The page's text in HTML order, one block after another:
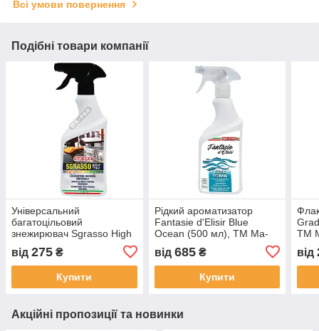
Всі умови повернення
Подібні товари компанії
Універсальний
багатоцільовий
знежирювач Sgrasso High
Tech (500 мл), ТМ Ma-fra
від 275 ₴
Купити
Рідкий ароматизатор
Fantasie d'Elisir Blue
Ocean (500 мл), ТМ Ma-
від 685₴
Купити
ТМ
від
Акційні пропозиції та новинки